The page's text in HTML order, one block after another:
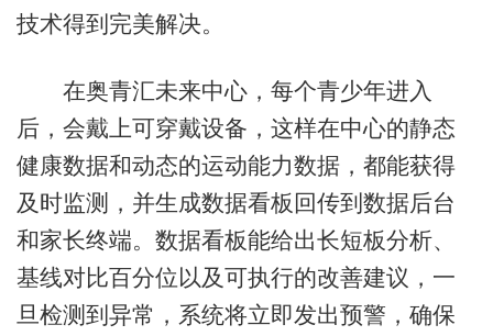
技术得到完美解决。
在奥青汇未来中心，每个青少年进入
后，会戴上可穿戴设备，这样在中心的静态
健康数据和动态的运动能力数据，都能获得
及时监测，并生成数据看板回传到数据后台
和家长终端。数据看板能给出长短板分析、
基线对比百分位以及可执行的改善建议，一
旦检测到异常，系统将立即发出预警，确保